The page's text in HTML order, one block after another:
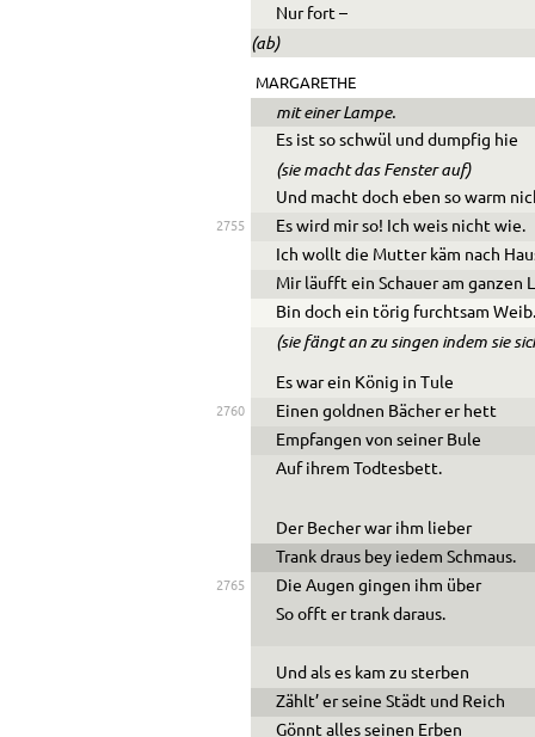
Nur fort –
(ab)
MARGARETHE
mit einer Lampe.
Es ist so schwül und dumpfig hie
(sie macht das Fenster auf)
Und macht doch eben so warm
2755
Es wird mir so! Ich weis nicht wie.
Ich wollt die Mutter käm nach
Mir läufft ein Schauer am ganzen
Bin doch ein törig furchtsam
(sie fängt an zu singen indem sie
Es war ein König in Tule
2760
Einen goldnen Bächer er hett
Empfangen von seiner Bule
Auf ihrem Todtesbett.
Der Becher war ihm lieber
Trank draus bey iedem Schmaus.
2765
Die Augen gingen ihm über
So offt er trank daraus.
Und als es kam zu sterben
Zählt’ er seine Städt und Reich
Gönnt alles seinen Erben